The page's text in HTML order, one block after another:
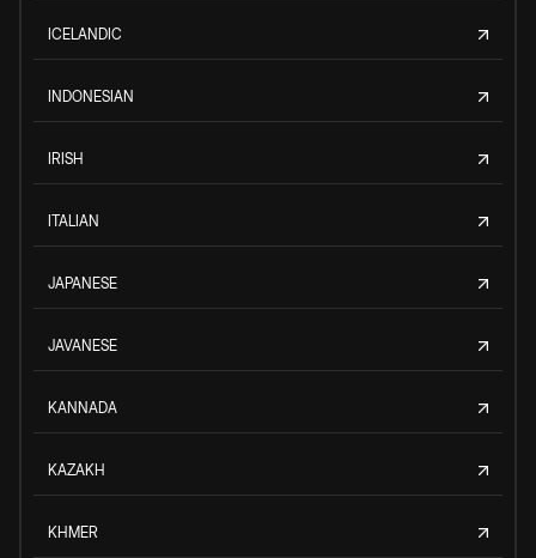
ICELANDIC
INDONESIAN
IRISH
ITALIAN
JAPANESE
JAVANESE
KANNADA
KAZAKH
KHMER